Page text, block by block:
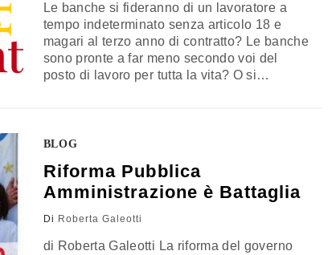
Le banche si fideranno di un lavoratore a
tempo indeterminato senza articolo 18 e
magari al terzo anno di contratto? Le banche
sono pronte a far meno secondo voi del
posto di lavoro per tutta la vita? O si
BLOG
Riforma Pubblica
Amministrazione è Battaglia
Di Roberta Galeotti
di Roberta Galeotti La riforma del governo